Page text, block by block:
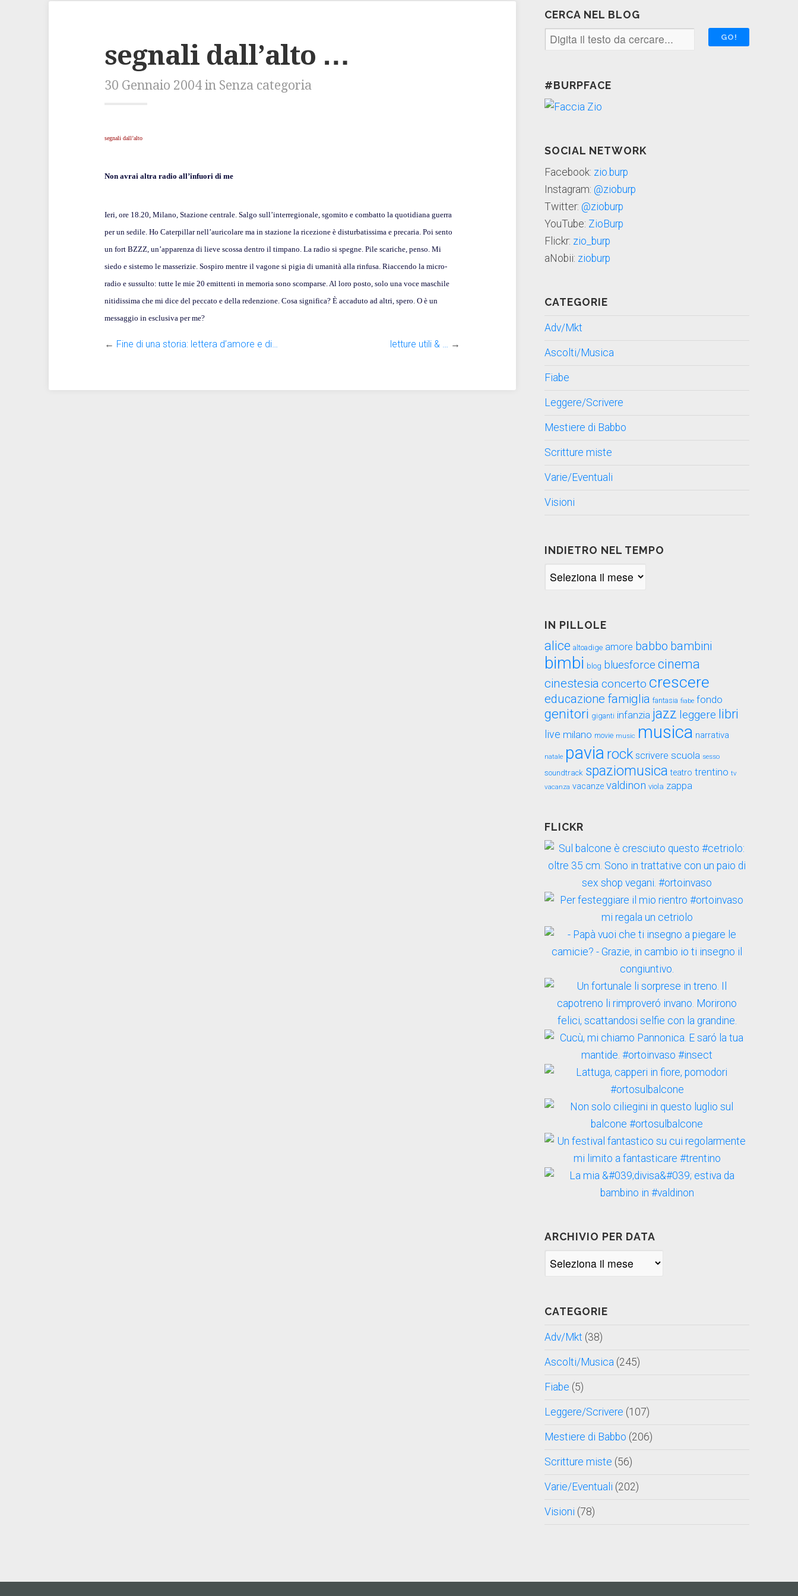
segnali dall’alto …
30 Gennaio 2004 in Senza categoria
segnali dall’alto
Non avrai altra radio all’infuori di me
Ieri, ore 18.20, Milano, Stazione centrale. Salgo sull’interregionale, sgomito e combatto la quotidiana guerra
per un sedile. Ho Caterpillar nell’auricolare ma in stazione la ricezione è disturbatissima e precaria. Poi sento
un fort BZZZ, un’apparenza di lieve scossa dentro il timpano. La radio si spegne. Pile scariche, penso. Mi
siedo e sistemo le masserizie. Sospiro mentre il vagone si pigia di umanità alla rinfusa. Riaccendo la micro-
radio e sussulto: tutte le mie 20 emittenti in memoria sono scomparse. Al loro posto, solo una voce maschile
nitidissima che mi dice del peccato e della redenzione. Cosa significa? È accaduto ad altri, spero. O è un
messaggio in esclusiva per me?
← Fine di una storia: lettera d’amore e di… letture utili & … →
CERCA NEL BLOG
#BURPFACE
SOCIAL NETWORK
Facebook: zio.burp
Instagram: @zioburp
Twitter: @zioburp
YouTube: ZioBurp
Flickr: zio_burp
aNobii: zioburp
CATEGORIE
Adv/Mkt
Ascolti/Musica
Fiabe
Leggere/Scrivere
Mestiere di Babbo
Scritture miste
Varie/Eventuali
Visioni
INDIETRO NEL TEMPO
Indietro
IN PILLOLE
alice altoadige amore babbo bambini
bimbi blog bluesforce cinema
cinestesia concerto crescere
educazione famiglia fantasia fiabe fondo
genitori giganti infanzia jazz leggere libri
live milano movie music musica narrativa
natale pavia rock scrivere scuola sesso
soundtrack spaziomusica teatro trentino tv
vacanza vacanze valdinon viola zappa
FLICKR
ARCHIVIO PER DATA
Archivio
CATEGORIE
Adv/Mkt (38)
Ascolti/Musica (245)
Fiabe (5)
Leggere/Scrivere (107)
Mestiere di Babbo (206)
Scritture miste (56)
Varie/Eventuali (202)
Visioni (78)